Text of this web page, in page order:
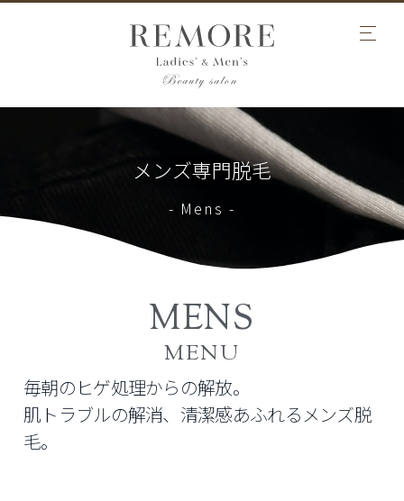
メンズ専門脱毛
- Mens -
MENS
MENU
毎朝のヒゲ処理からの解放。
肌トラブルの解消、清潔感あふれるメンズ脱
毛。